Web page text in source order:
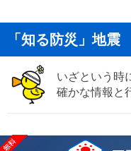
「知る防災」地震
いざという時
確かな情報と